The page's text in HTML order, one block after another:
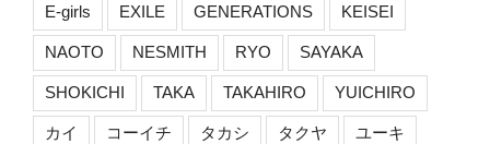
E-girls EXILE GENERATIONS KEISEI
NAOTO NESMITH RYO SAYAKA
SHOKICHI TAKA TAKAHIRO YUICHIRO
カイ コーイチ タカシ タクヤ ユーキ